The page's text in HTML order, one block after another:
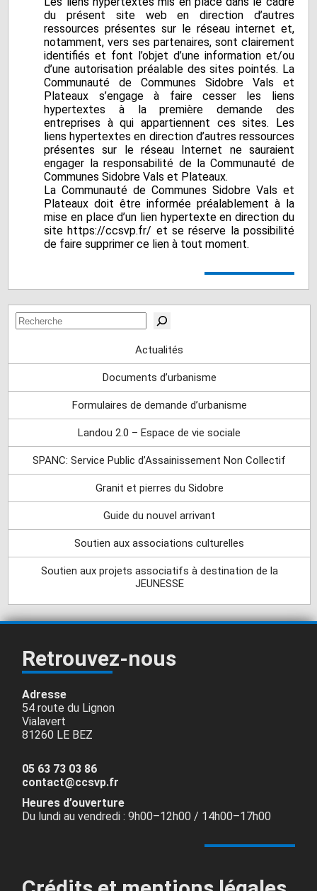
du présent site web en direction d’autres
ressources présentes sur le réseau internet et,
notamment, vers ses partenaires, sont clairement
identifiés et font l’objet d’une information et/ou
d’une autorisation préalable des sites pointés. La
Communauté de Communes Sidobre Vals et
Plateaux s’engage à faire cesser les liens
hypertextes à la première demande des
entreprises à qui appartiennent ces sites. Les
liens hypertextes en direction d’autres ressources
présentes sur le réseau Internet ne sauraient
engager la responsabilité de la Communauté de
Communes Sidobre Vals et Plateaux.
La Communauté de Communes Sidobre Vals et
Plateaux doit être informée préalablement à la
mise en place d’un lien hypertexte en direction du
site https://ccsvp.fr/ et se réserve la possibilité
de faire supprimer ce lien à tout moment.
Rechercher
Actualités
Documents d’urbanisme
Formulaires de demande d’urbanisme
Landou 2.0 – Espace de vie sociale
SPANC: Service Public d’Assainissement Non Collectif
Granit et pierres du Sidobre
Guide du nouvel arrivant
Soutien aux associations culturelles
Soutien aux projets associatifs à destination de la
JEUNESSE
Retrouvez-nous
Adresse
54 route du Lignon
Vialavert
81260 LE BEZ
05 63 73 03 86
contact@ccsvp.fr
Heures d’ouverture
Du lundi au vendredi : 9h00–12h00 / 14h00–17h00